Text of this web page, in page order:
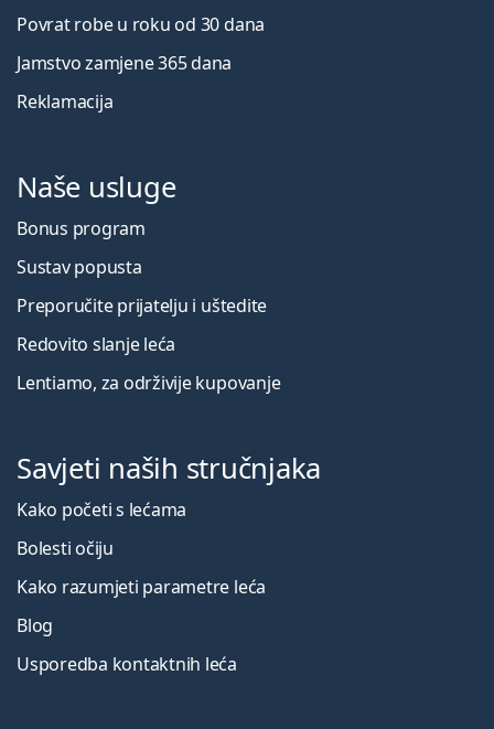
Povrat robe u roku od 30 dana
Jamstvo zamjene 365 dana
Reklamacija
Naše usluge
Bonus program
Sustav popusta
Preporučite prijatelju i uštedite
Redovito slanje leća
Lentiamo, za održivije kupovanje
Savjeti naših stručnjaka
Kako početi s lećama
Bolesti očiju
Kako razumjeti parametre leća
Blog
Usporedba kontaktnih leća